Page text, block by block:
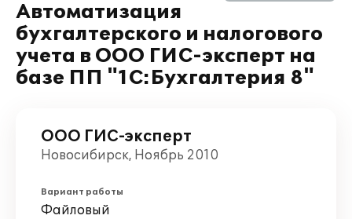
Автоматизация
бухгалтерского и налогового
учета в ООО ГИС-эксперт на
базе ПП "1С:Бухгалтерия 8"
ООО ГИС-эксперт
Новосибирск, Ноябрь 2010
Вариант работы
Файловый